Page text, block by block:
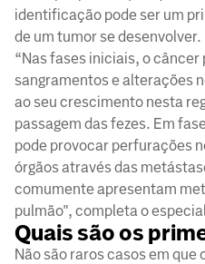
identificação pode ser um
de um tumor se desenvolver.
“Nas fases iniciais, o
sangramentos e alterações
ao seu crescimento nesta
passagem das fezes. Em
pode provocar perfurações
órgãos através das
comumente apresentam
pulmão", completa o
Quais são os
Não são raros casos em